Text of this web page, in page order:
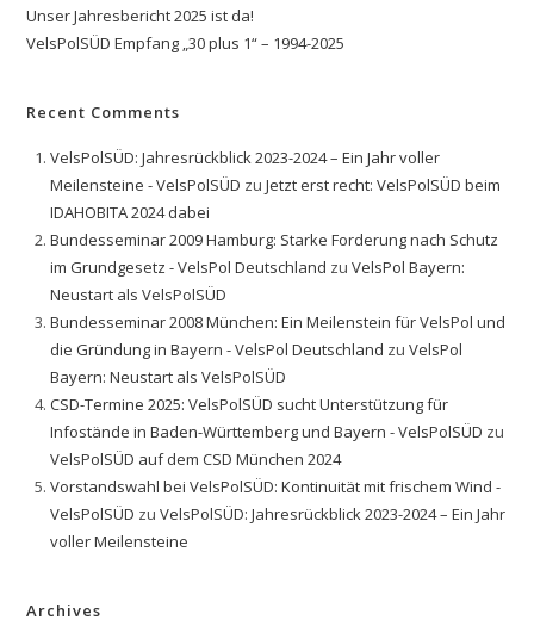
Unser Jahresbericht 2025 ist da!
VelsPolSÜD Empfang „30 plus 1“ – 1994-2025
Recent Comments
VelsPolSÜD: Jahresrückblick 2023-2024 – Ein Jahr voller
Meilensteine - VelsPolSÜD zuJetzt erst recht: VelsPolSÜD beim
IDAHOBITA 2024 dabei
Bundesseminar 2009 Hamburg: Starke Forderung nach Schutz
im Grundgesetz - VelsPol Deutschland zuVelsPol Bayern:
Neustart als VelsPolSÜD
Bundesseminar 2008 München: Ein Meilenstein für VelsPol und
die Gründung in Bayern - VelsPol Deutschland zuVelsPol
Bayern: Neustart als VelsPolSÜD
CSD-Termine 2025: VelsPolSÜD sucht Unterstützung für
Infostände in Baden-Württemberg und Bayern - VelsPolSÜD zu
VelsPolSÜD auf dem CSD München 2024
Vorstandswahl bei VelsPolSÜD: Kontinuität mit frischem Wind -
VelsPolSÜD zuVelsPolSÜD: Jahresrückblick 2023-2024 – Ein Jahr
voller Meilensteine
Archives